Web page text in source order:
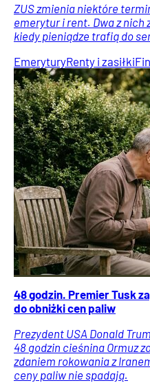
ZUS zmienia niektóre
emerytur i rent. Dwa z nich
kiedy pieniądze trafią do
EmeryturyRenty i zasiłki
48 godzin. Premier Tusk
do obniżki cen paliw
Prezydent USA Donald
48 godzin cieśnina Ormuz
zdaniem rokowania z
ceny paliw nie spadają.